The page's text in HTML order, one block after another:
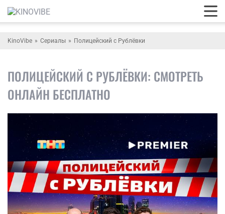
KinoVibe Сериалы Полицейский с Рублёвки
ПОЛИЦЕЙСКИЙ С РУБЛЁВКИ: СМОТРЕТЬ
ОНЛАЙН БЕСПЛАТНО